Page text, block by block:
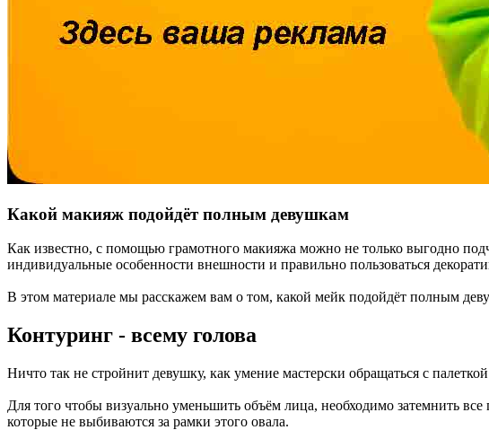
Какой макияж подойдёт полным девушкам
Как известно, с помощью грамотного макияжа можно не только выгодно
индивидуальные особенности внешности и правильно пользоваться
В этом материале мы расскажем вам о том, какой мейк подойдёт полным
Контуринг - всему голова
Ничто так не стройнит девушку, как умение мастерски обращаться с
Для того чтобы визуально уменьшить объём лица, необходимо затемнить
которые не выбиваются за рамки этого овала.